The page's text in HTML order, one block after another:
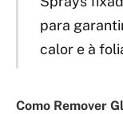
para
calor e à
Como Remover